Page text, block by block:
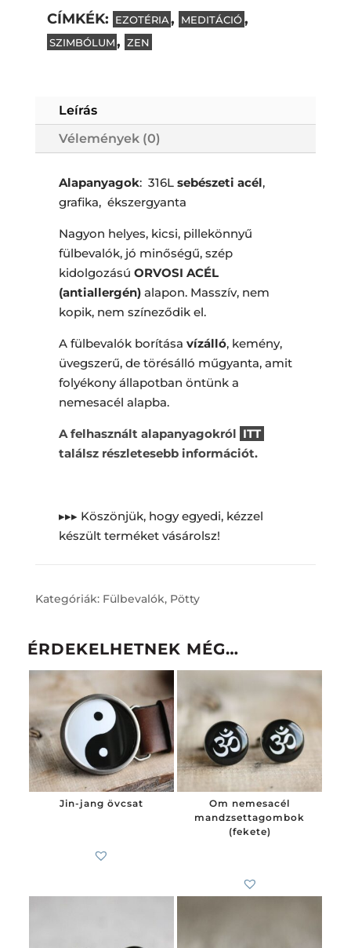
fülbevalók
mennyiség
CÍMKÉK: EZOTÉRIA , MEDITÁCIÓ,
SZIMBÓLUM , ZEN
Leírás
Vélemények (0)
Alapanyagok: 316Lsebészeti acél,
grafika, ékszergyanta
Nagyon helyes, kicsi, pillekönnyű
fülbevalók, jó minőségű, szép
kidolgozású ORVOSI ACÉL
(antiallergén) alapon. Masszív, nem
kopik, nem színeződik el.
A fülbevalók borítása vízálló, kemény,
üvegszerű, de törésálló műgyanta, amit
folyékony állapotban öntünk a
nemesacél alapba.
A felhasznált alapanyagokról ITT
találsz részletesebb információt.
▸▸▸ Köszönjük, hogy egyedi, kézzel
készült terméket vásárolsz!
Kategóriák: Fülbevalók, Pötty
ÉRDEKELHETNEK MÉG…
Jin-jang övcsat
Om nemesacél
mandzsettagombok
(fekete)
Subtotal